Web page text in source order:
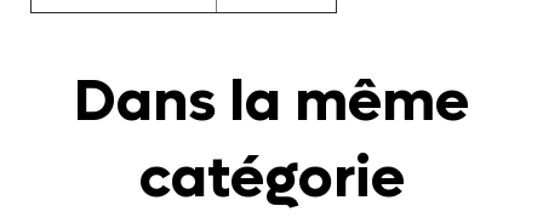
Dans la même
catégorie